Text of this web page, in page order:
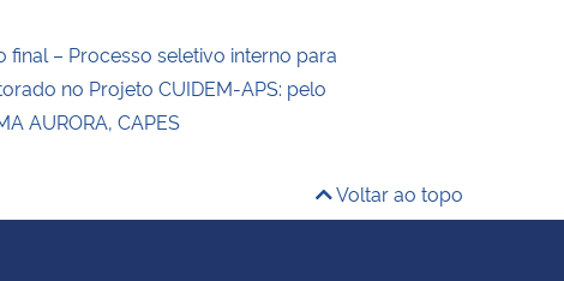
final – Processo seletivo interno para
no Projeto CUIDEM-APS: pelo
AURORA, CAPES
Voltar ao topo